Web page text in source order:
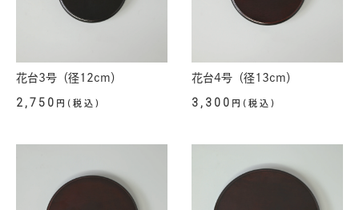
花台3号（径12cm）
2,750 円(税込)
花台4号（径13cm）
3,300 円(税込)